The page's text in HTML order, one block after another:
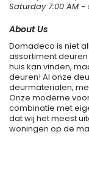
Saturday 7:00 AM -
About Us
Domadeco is niet
assortiment
huis kan vinden,
deuren! Al onze
deurmaterialen,
Onze moderne
combinatie met
dat wij het meest
woningen op de